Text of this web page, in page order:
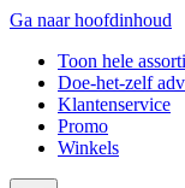
Ga naar hoofdinhoud
Toon hele
Doe-het-zelf
Klantenservice
Promo
Winkels